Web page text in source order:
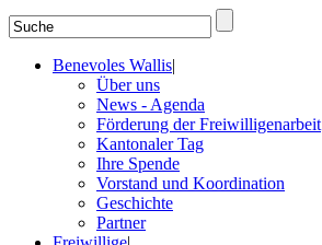
Benevoles Wallis|
Über uns
News - Agenda
Förderung der Freiwilligenarbeit
Kantonaler Tag
Ihre Spende
Vorstand und Koordination
Geschichte
Partner